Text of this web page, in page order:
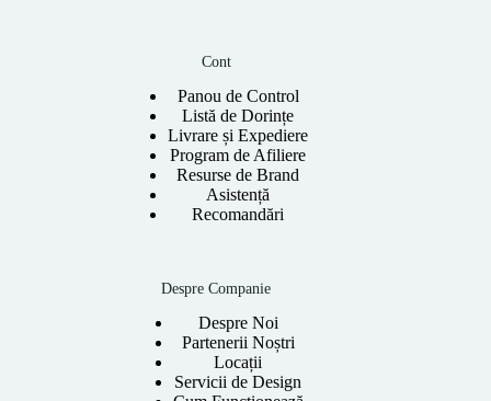
Cont
Panou de Control
Listă de Dorințe
Livrare și Expediere
Program de Afiliere
Resurse de Brand
Asistență
Recomandări
Despre Companie
Despre Noi
Partenerii Noștri
Locații
Servicii de Design